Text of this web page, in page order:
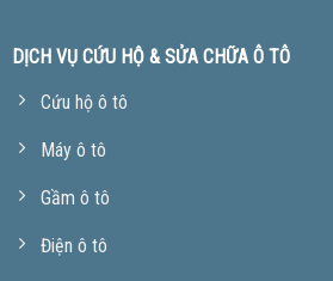
DỊCH VỤ CỨU HỘ & SỬA CHỮA Ô TÔ
Cứu hộ ô tô
Máy ô tô
Gầm ô tô
Điện ô tô